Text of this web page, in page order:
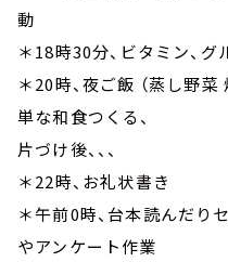
動
＊18時30分、ビタミン、
＊20時、夜ご飯 （蒸し野
単な和食つくる、
片づけ後、、、
＊22時、お礼状書き
＊午前0時、台本読んだり
やアンケート作業